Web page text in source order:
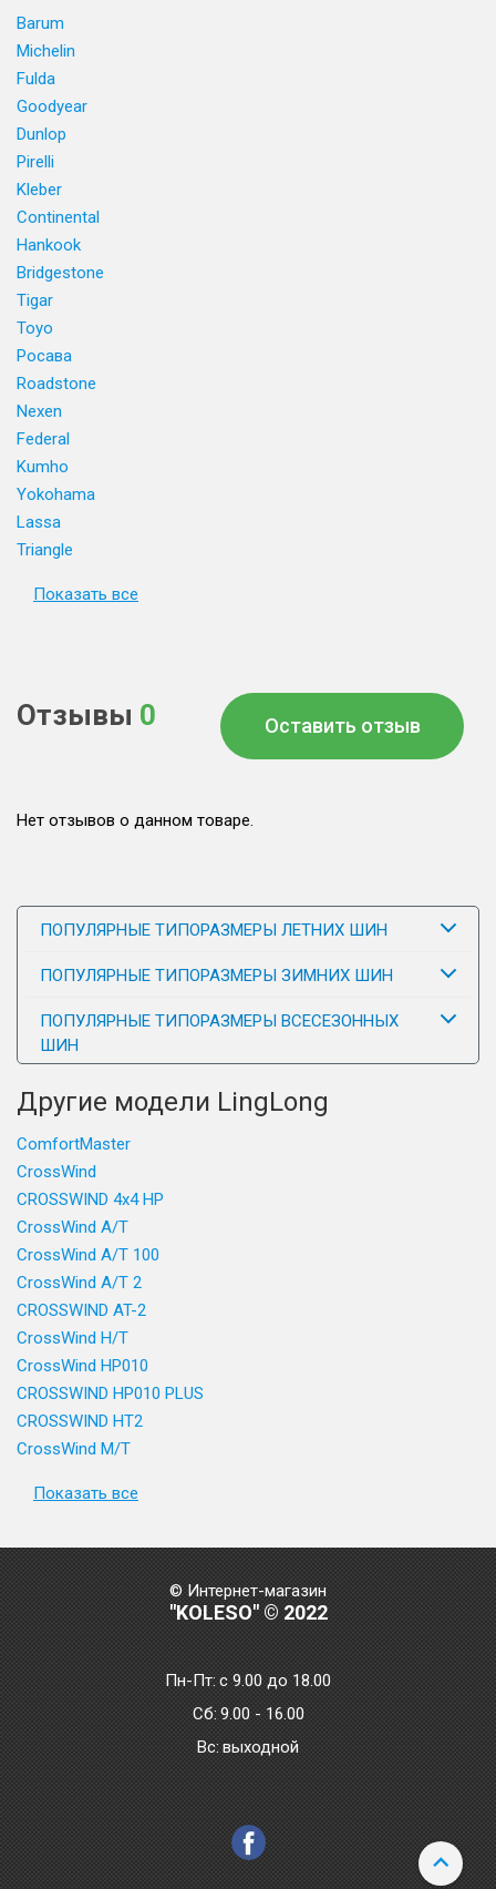
Barum
Michelin
Fulda
Goodyear
Dunlop
Pirelli
Kleber
Continental
Hankook
Bridgestone
Tigar
Toyo
Росава
Roadstone
Nexen
Federal
Kumho
Yokohama
Lassa
Triangle
Показать все
Отзывы 0 Оставить отзыв
Нет отзывов о данном товаре.
ПОПУЛЯРНЫЕ ТИПОРАЗМЕРЫ ЛЕТНИХ ШИН
ПОПУЛЯРНЫЕ ТИПОРАЗМЕРЫ ЗИМНИХ ШИН
ПОПУЛЯРНЫЕ ТИПОРАЗМЕРЫ ВСЕСЕЗОННЫХ
ШИН
Другие модели LingLong
ComfortMaster
CrossWind
CROSSWIND 4x4 HP
CrossWind A/T
CrossWind A/T 100
CrossWind A/T 2
CROSSWIND AT-2
CrossWind H/T
CrossWind HP010
CROSSWIND HP010 PLUS
CROSSWIND HT2
CrossWind M/T
Показать все
© Интернет-магазин
"KOLESO" © 2022
Пн-Пт:с 9.00 до 18.00
Сб: 9.00 - 16.00
Bc: выходной